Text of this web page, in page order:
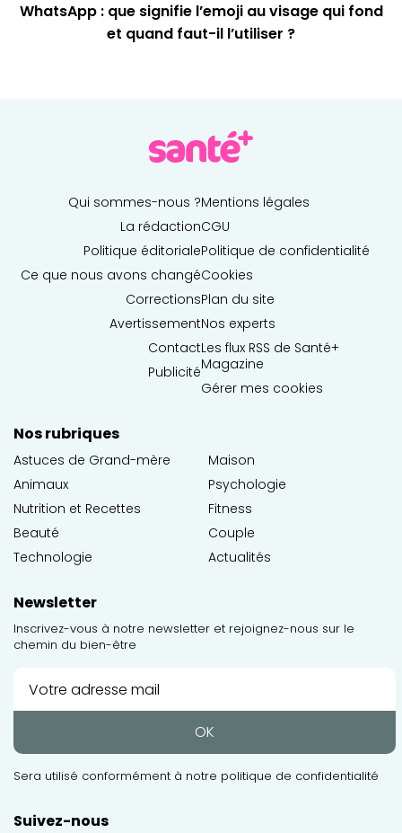
WhatsApp : que signifie l’emoji au visage qui fond
et quand faut-il l’utiliser ?
Qui sommes-nous ?
La rédaction
Politique éditoriale
Ce que nous avons changé
Corrections
Avertissement
Contact
Publicité
Mentions légales
CGU
Politique de confidentialité
Cookies
Plan du site
Nos experts
Les flux RSS de Santé+
Magazine
Gérer mes cookies
Nos rubriques
Astuces de Grand-mère
Animaux
Nutrition et Recettes
Beauté
Technologie
Maison
Psychologie
Fitness
Couple
Actualités
Newsletter
Inscrivez-vous à notre newsletter et rejoignez-nous sur le
chemin du bien-être
OK
Sera utilisé conformément à notre politique de confidentialité
Suivez-nous